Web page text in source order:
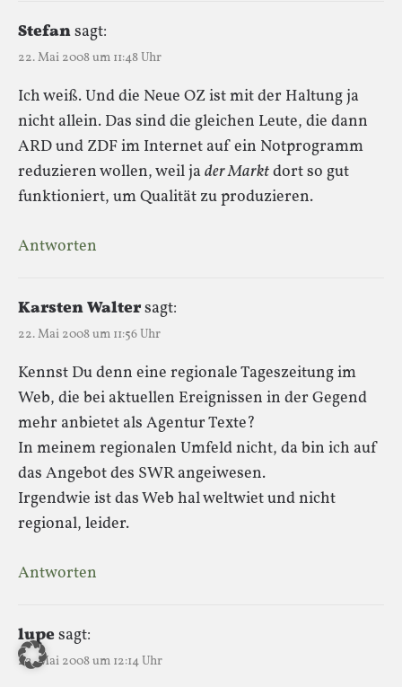
Stefansagt:
22. Mai 2008 um 11:48 Uhr
Ich weiß. Und die Neue OZ ist mit der Haltung ja
nicht allein. Das sind die gleichen Leute, die dann
ARD und ZDF im Internet auf ein Notprogramm
reduzieren wollen, weil jader Marktdort so gut
funktioniert, um Qualität zu produzieren.
Antworten
Karsten Waltersagt:
22. Mai 2008 um 11:56 Uhr
Kennst Du denn eine regionale Tageszeitung im
Web, die bei aktuellen Ereignissen in der Gegend
mehr anbietet als Agentur Texte?
In meinem regionalen Umfeld nicht, da bin ich auf
das Angebot des SWR angeiwesen.
Irgendwie ist das Web hal weltwiet und nicht
regional, leider.
Antworten
lupesagt:
22. Mai 2008 um 12:14 Uhr